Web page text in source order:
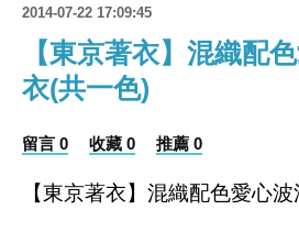
2014-07-22 17:09:45
【東京著衣】混織配
衣(共一色)
留言 0 收藏 0 推薦 0
【東京著衣】混織配色愛心